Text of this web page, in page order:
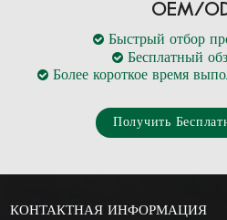
OEM/
Быстрый отбор
Бесплатный
Более короткое время
Получить
КОНТАКТНАЯ ИНФОРМАЦИЯ